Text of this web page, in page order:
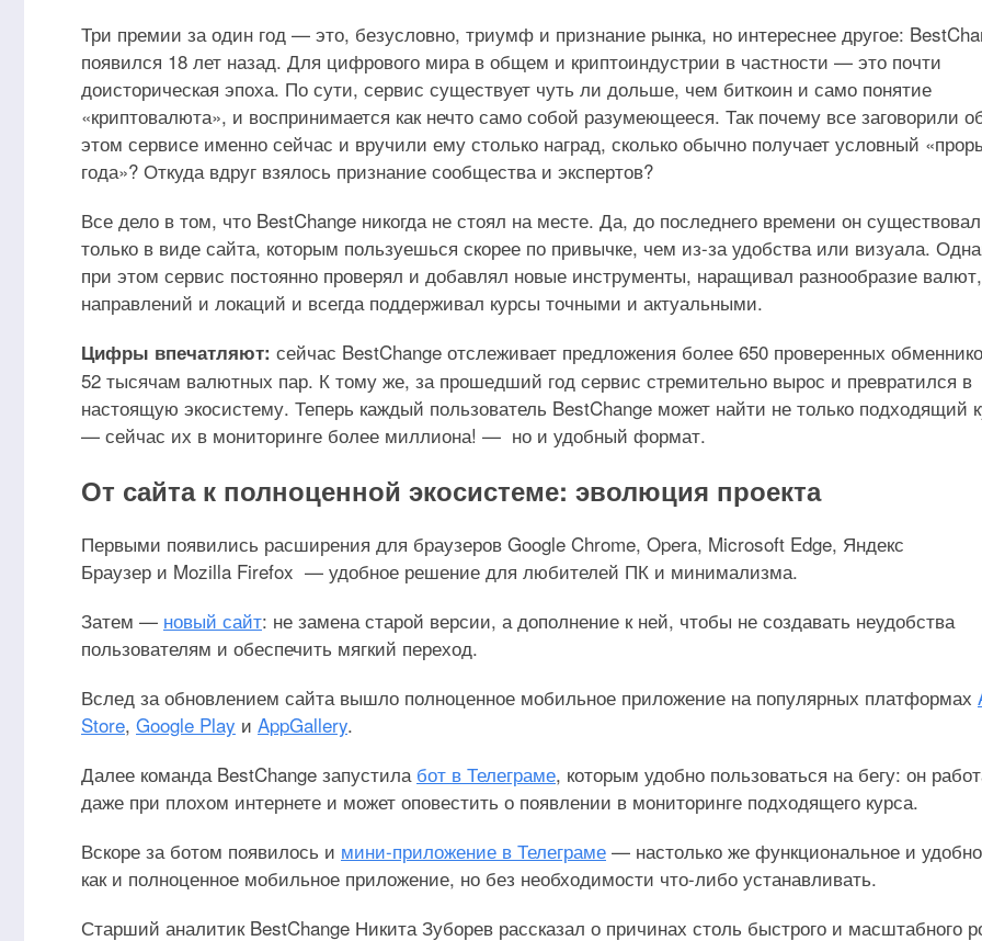
Три премии за один год — это, безусловно, триумф и признание рынка, но интереснее другое:
появился 18 лет назад. Для цифрового мира в общем и криптоиндустрии в частности — это почти
доисторическая эпоха. По сути, сервис существует чуть ли дольше, чем биткоин и само понятие
«криптовалюта», и воспринимается как нечто само собой разумеющееся. Так почему все заговорили
этом сервисе именно сейчас и вручили ему столько наград, сколько обычно получает условный
года»? Откуда вдруг взялось признание сообщества и экспертов?
Все дело в том, что BestChange никогда не стоял на месте. Да, до последнего времени он существовал
только в виде сайта, которым пользуешься скорее по привычке, чем из-за удобства или визуала.
при этом сервис постоянно проверял и добавлял новые инструменты, наращивал разнообразие валют,
направлений и локаций и всегда поддерживал курсы точными и актуальными.
Цифры впечатляют: сейчас BestChange отслеживает предложения более 650 проверенных
52 тысячам валютных пар. К тому же, за прошедший год сервис стремительно вырос и превратился в
настоящую экосистему. Теперь каждый пользователь BestChange может найти не только подходящий
— сейчас их в мониторинге более миллиона! — но и удобный формат.
От сайта к полноценной экосистеме: эволюция проекта
Первыми появились расширения для браузеров Google Chrome, Opera, Microsoft Edge, Яндекс
Браузер и Mozilla Firefox — удобное решение для любителей ПК и минимализма.
Затем — новый сайт: не замена старой версии, а дополнение к ней, чтобы не создавать неудобства
пользователям и обеспечить мягкий переход.
Вслед за обновлением сайта вышло полноценное мобильное приложение на популярных платформах
Store, Google Play и AppGallery.
Далее команда BestChange запустила бот в Телеграме, которым удобно пользоваться на бегу: он
даже при плохом интернете и может оповестить о появлении в мониторинге подходящего курса.
Вскоре за ботом появилось и мини-приложение в Телеграме — настолько же функциональное и
как и полноценное мобильное приложение, но без необходимости что-либо устанавливать.
Старший аналитик BestChange Никита Зуборев рассказал о причинах столь быстрого и масштабного